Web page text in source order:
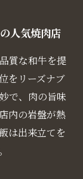
人気焼肉店
質な和牛を提
をリーズナブ
で、肉の旨味
内の岩盤が熱
は出来立てを